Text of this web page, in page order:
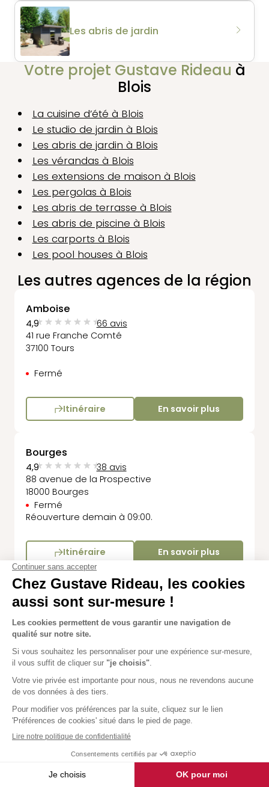
Les abris de jardin
Votre projet Gustave Rideau à
Blois
La cuisine d’été à Blois
Le studio de jardin à Blois
Les abris de jardin à Blois
Les vérandas à Blois
Les extensions de maison à Blois
Les pergolas à Blois
Les abris de terrasse à Blois
Les abris de piscine à Blois
Les carports à Blois
Les pool houses à Blois
Les autres agences de la région
Amboise
4,9
66 avis
41 rue Franche Comté
37100 Tours
Fermé
Itinéraire En savoir plus
Bourges
4,9
38 avis
88 avenue de la Prospective
18000 Bourges
Fermé
Réouverture demain à 09:00.
Itinéraire En savoir plus
Chartres
4,9
78 avis
Chemin des Essarts
78310 Coignieres
Fermé
Itinéraire
Chinon
66 avis
37100 Tours